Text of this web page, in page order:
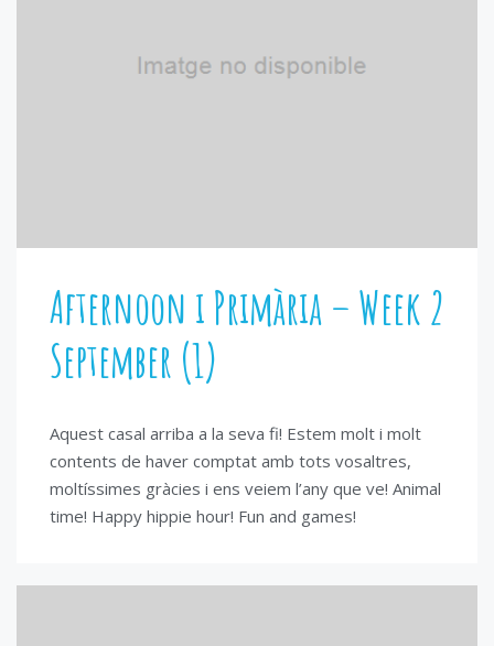
Afternoon i Primària – Week 2
September (1)
Aquest casal arriba a la seva fi! Estem molt i molt
contents de haver comptat amb tots vosaltres,
moltíssimes gràcies i ens veiem l’any que ve! Animal
time! Happy hippie hour! Fun and games!